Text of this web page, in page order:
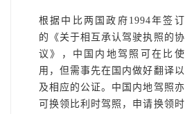
根据中比两国政府1994年签订
的《关于相互承认驾驶执照的协
议》，中国内地驾照可在比使
用，但需事先在国内做好翻译以
及相应的公证。中国内地驾照亦
可换领比利时驾照，申请换领时